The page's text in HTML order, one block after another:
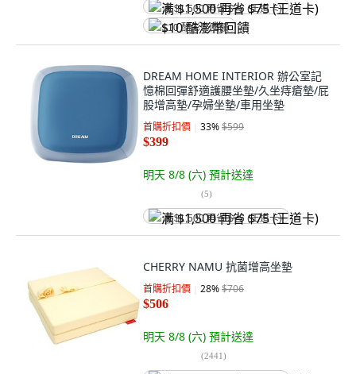
满 $1,500 再省 $75 (王道卡)
$10 酷澎幣回饋
DREAM HOME INTERIOR 辦公室記
憶棉回彈舒適護腰坐墊/久坐痔瘡墊/屁
股增高墊/孕婦坐墊/車用坐墊
首購折扣價 33%$599
$399
明天 8/8 (六) 預計送達
(5)
满 $1,500 再省 $75 (王道卡)
CHERRY NAMU 抗菌增高坐墊
首購折扣價 28%$706
$506
明天 8/8 (六) 預計送達
(2441)